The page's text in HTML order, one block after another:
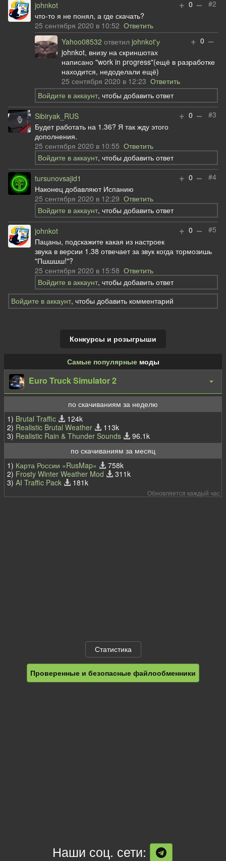
#2
+ 0 –
johnkot
что-то я не понял, а где скачать?
25 сентября 2020 в 10:52 Ответить
+ 0 –
Yahoo08532 ответил johnkot'у
johnkot, внизу на скриншотах
написано "work in progress"(ещё в разработке
находится, недоделали ещё)
25 сентября 2020 в 12:23 Ответить
Войдите в аккаунт, чтобы добавить ответ
#3
+ 0 –
Sibiryak_RUS
Будет работать на 1.36? Я так жду этого
дополнения.
25 сентября 2020 в 10:55 Ответить
Войдите в аккаунт, чтобы добавить ответ
#4
+ 0 –
tursunovsajid1
Наконец добавляют Испанию
25 сентября 2020 в 12:29 Ответить
Войдите в аккаунт, чтобы добавить ответ
#5
+ 0 –
johnkot
Пацаны, подскажите какая из настроек
звука в версии 1.38 отвечает за звук когда тормозишь
"Пшшшш!"?
25 сентября 2020 в 15:58 Ответить
Войдите в аккаунт, чтобы добавить ответ
Войдите в аккаунт, чтобы добавить комментарий
Конкурсы и розыгрыши
Самые популярныемоды
Euro Truck Simulator 2
по скачиваниям за неделю
1) Brutal Traffic
124k
2) Realistic Brutal Weather
113k
3) Realistic Rain & Thunder Sounds
96.1k
по скачиваниям за месяц
1) Карта России «RusMap»
758k
2) Frosty Winter Weather Mod
311k
3) AI Traffic Pack 181k
Обновляется каждый час
Статистика
Проверенные и безопасные файлообменники
Наши соц. сети: